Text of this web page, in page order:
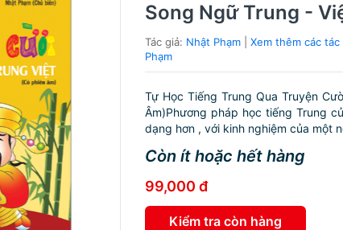
Song Ngữ Trung -
Tác giả: Nhật Phạm |Xem thêm các
Phạm
Tự Học Tiếng Trung Qua Truyện
Âm)Phương pháp học tiếng Trung
dạng hơn , với kinh nghiệm của một
Còn ít hoặc hết hàng
99,000 đ
Kiểm tra còn hàng